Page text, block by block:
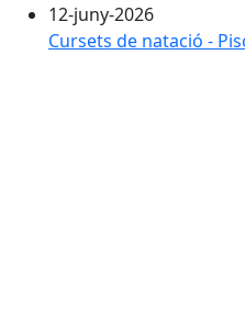
12-juny-2026
Cursets de natació -